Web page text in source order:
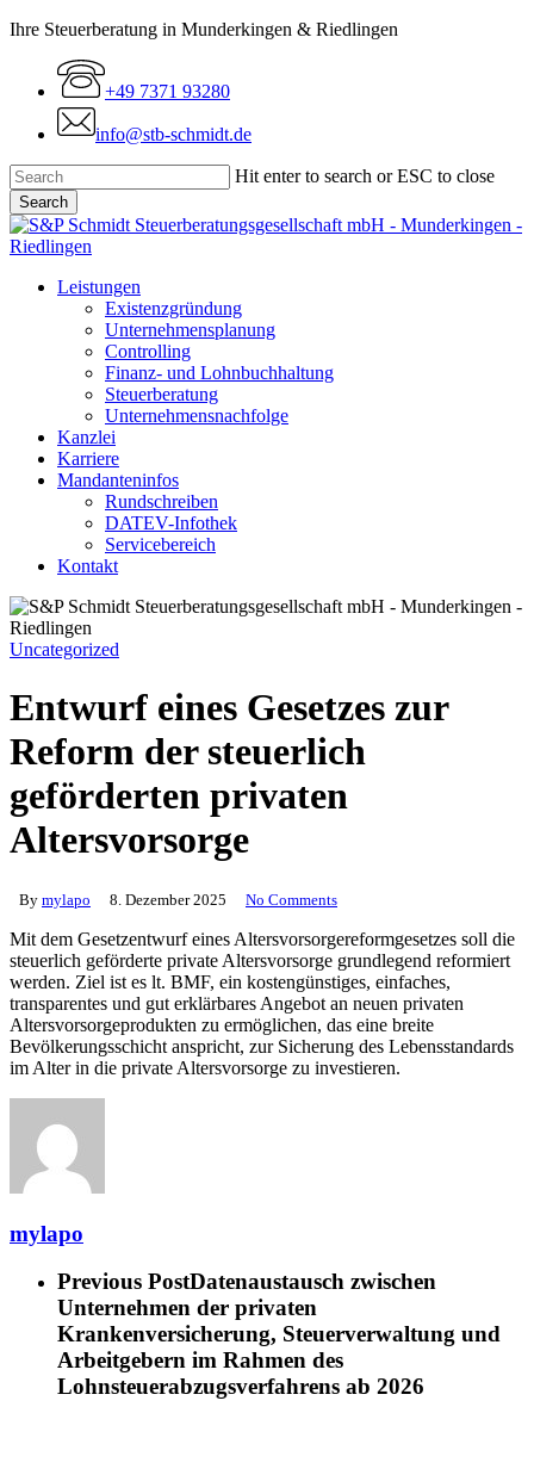
Skip
content
Ihre Steuerberatung in Munderkingen & Riedlingen
+49 7371 93280
info@stb-schmidt.de
Hit enter to search or ESC to close
Search
Close
Search
Menu
Leistungen
Existenzgründung
Unternehmensplanung
Controlling
Finanz- und Lohnbuchhaltung
Steuerberatung
Unternehmensnachfolge
Kanzlei
Karriere
Mandanteninfos
Rundschreiben
DATEV-Infothek
Servicebereich
Kontakt
Uncategorized
Entwurf eines Gesetzes zur
Reform der steuerlich
geförderten privaten
Altersvorsorge
By mylapo 8. Dezember 2025 No Comments
Mit dem Gesetzentwurf eines Altersvorsorgereformgesetzes soll die
steuerlich geförderte private Altersvorsorge grundlegend reformiert
werden. Ziel ist es lt. BMF, ein kostengünstiges, einfaches,
transparentes und gut erklärbares Angebot an neuen privaten
Altersvorsorgeprodukten zu ermöglichen, das eine breite
Bevölkerungsschicht anspricht, zur Sicherung des Lebensstandards
im Alter in die private Altersvorsorge zu investieren.
mylapo
Previous PostDatenaustausch zwischen
Unternehmen der privaten
Krankenversicherung, Steuerverwaltung und
Arbeitgebern im Rahmen des
Lohnsteuerabzugsverfahrens ab 2026